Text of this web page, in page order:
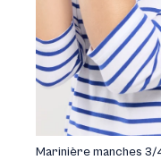
Marinière manches